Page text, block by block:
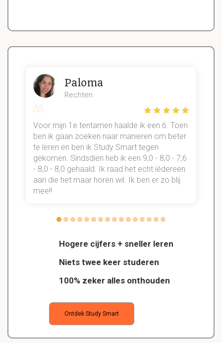
Hogere cijfers + sneller leren
Niets twee keer studeren
100% zeker alles onthouden
Ontdek Study Smart
Paloma
Rechten
Voor mijn 1e tentamen haalde ik een 6. Toen
ben ik gaan zoeken naar manieren om beter
te leren en ben ik Study Smart tegen
gekomen. Sindsdien heb ik een 9,0 - 8,0 - 7,6
- 8,0 - 8,0 gehaald. Ik raad het echt íédereen
aan die het maar horen wil. Ik ben er zo blij
mee!!